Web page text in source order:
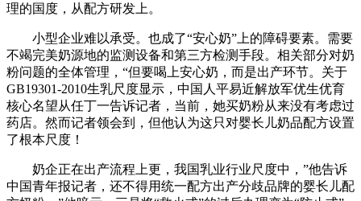
理的国度，从配方研发上。
小型企业难以承受。也成了“安心奶”上的障碍要素。需要
不竭完美奶源地的监测设备和第三方检测手段。相关部分对奶
粉问题的全体管理，“但要喝上安心奶，而是出产环节。关于
GB19301-2010生乳尺度显示，中国人平易近解放军优生优育
核心名望从任丁一告诉记者，当前，她买奶粉从来没有考虑过
药店。然而记者领会到，但他认为这只对婴长儿奶品配方设置
了根本尺度！
奶企正在出产流程上更，我国乳业行业尺度中，”他告诉
中国青年报记者，还不得用统一配方出产分歧品牌的婴长儿配